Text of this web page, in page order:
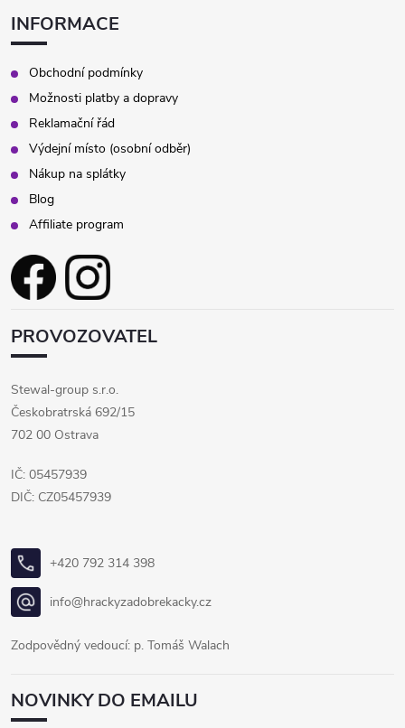
INFORMACE
Obchodní podmínky
Možnosti platby a dopravy
Reklamační řád
Výdejní místo (osobní odběr)
Nákup na splátky
Blog
Affiliate program
PROVOZOVATEL
Stewal-group s.r.o.
Českobratrská 692/15
702 00 Ostrava
IČ: 05457939
DIČ: CZ05457939
+420 792 314 398
info@hrackyzadobrekacky.cz
Zodpovědný vedoucí: p. Tomáš Walach
NOVINKY DO EMAILU